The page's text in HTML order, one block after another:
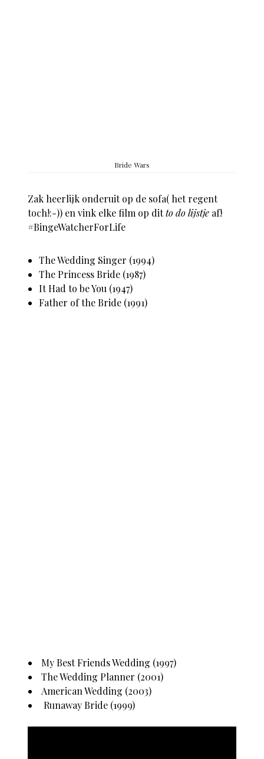
Bride Wars
Zak heerlijk onderuit op de sofa( het regent
toch!:-)) en vink elke film op ditto do lijstje af!
#BingeWatcherForLife
The Wedding Singer (1994)
The Princess Bride (1987)
It Had to be You (1947)
Father of the Bride (1991)
My Best Friends Wedding (1997)
The Wedding Planner (2001)
American Wedding (2003)
Runaway Bride (1999)